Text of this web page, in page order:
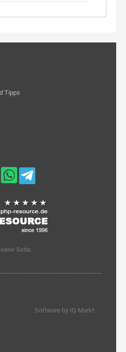
Tipps
Seite:
Software by IQ-Markt